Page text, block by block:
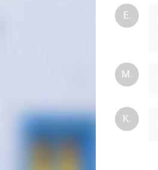
E.
M.
K.